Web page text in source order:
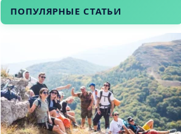
ПОПУЛЯРНЫЕ СТАТЬИ